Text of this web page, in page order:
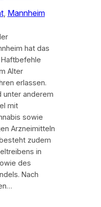
, Mannheim
hat das
Alter
erlassen.
unter anderem
mit
sowie
Arzneimitteln
zudem
in
des
Nach